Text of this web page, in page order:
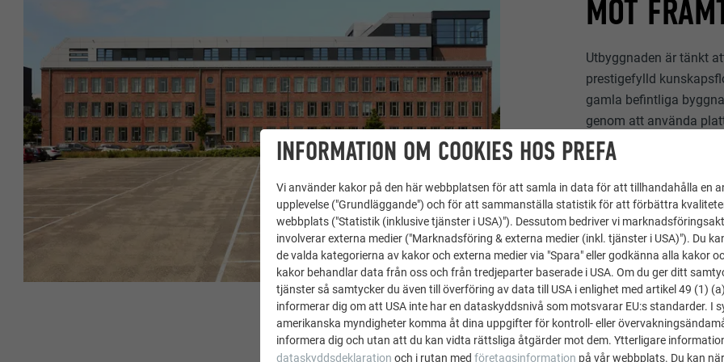
MOT
Utbyggnaden är tänkt
prestigefylld
gamla befintliga
genom att använda
berättar den
Part.mbB och
hos de högkvalitativa
bekymmersfritt på
kvadratmeter av
kvadratmeter i matt
INFORMATION OM COOKIES HOS PREFA
Vi använder kakor på den här webbplatsen för att samla in data för att tillhandahålla en
upplevelse ("Grundläggande") och för att sammanställa statistik för att förbättra
webbplats ("Statistik (inklusive tjänster i USA)"). Dessutom bedriver vi
involverar externa medier ("Marknadsföring & externa medier (inkl. tjänster i USA)"). Du
de valda kategorierna av kakor och externa medier via "Spara" eller godkänna alla kakor
kakor behandlar data från oss och från tredjeparter baserade i USA. Om du ger ditt
tjänster så samtycker du även till överföring av data till USA i enlighet med artikel 49 (1)
informerar dig om att USA inte har en dataskyddsnivå som motsvarar EU:s standarder. I
amerikanska myndigheter komma åt dina uppgifter för kontroll- eller
informera dig och utan att du kan vidta rättsliga åtgärder mot dem. Ytterligare
dataskyddsdeklaration och i rutan med företagsinformation på vår webbplats. Du kan